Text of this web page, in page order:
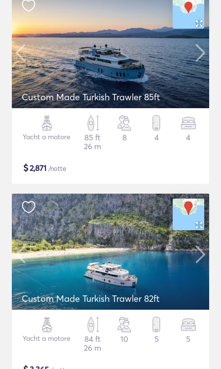
Custom Made Turkish Trawler 85ft
Yacht a motore
85 ft
26 m
8 4 4
$2,871 /notte
Custom Made Turkish Trawler 82ft
Yacht a motore
84 ft
26 m
10 5 5